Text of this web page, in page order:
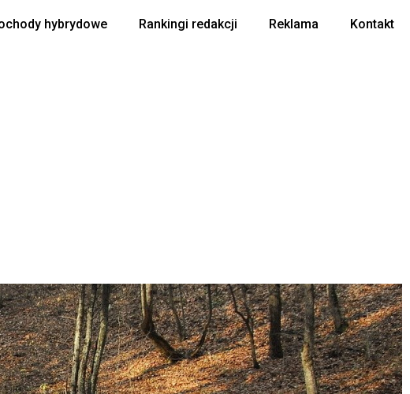
hybrydowe Rankingi redakcji Reklama Kontakt